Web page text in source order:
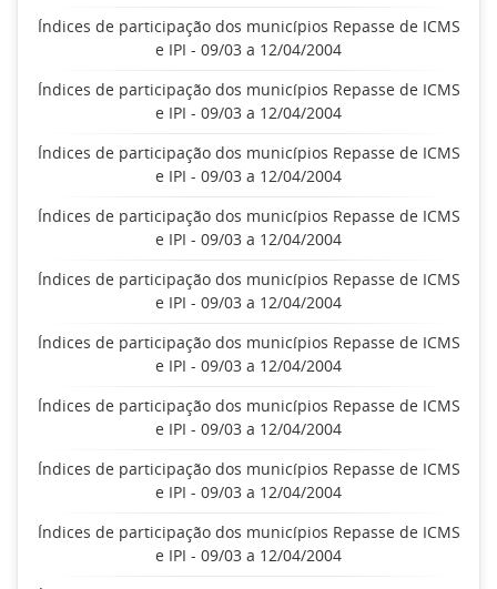
Índices de participação dos municípios Repasse de ICMS
e IPI - 09/03 a 12/04/2004
Índices de participação dos municípios Repasse de ICMS
e IPI - 09/03 a 12/04/2004
Índices de participação dos municípios Repasse de ICMS
e IPI - 09/03 a 12/04/2004
Índices de participação dos municípios Repasse de ICMS
e IPI - 09/03 a 12/04/2004
Índices de participação dos municípios Repasse de ICMS
e IPI - 09/03 a 12/04/2004
Índices de participação dos municípios Repasse de ICMS
e IPI - 09/03 a 12/04/2004
Índices de participação dos municípios Repasse de ICMS
e IPI - 09/03 a 12/04/2004
Índices de participação dos municípios Repasse de ICMS
e IPI - 09/03 a 12/04/2004
Índices de participação dos municípios Repasse de ICMS
e IPI - 09/03 a 12/04/2004